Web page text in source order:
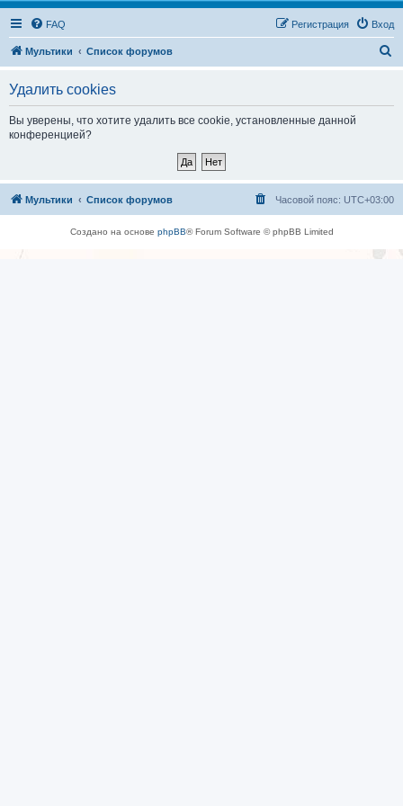
FAQ Вход
Регистрация
Мультики Список форумов
Удалить cookies
Вы уверены, что хотите удалить все cookie, установленные данной
конференцией?
Мультики Список форумов Часовой пояс: UTC+03:00
Создано на основе phpBB® Forum Software © phpBB Limited